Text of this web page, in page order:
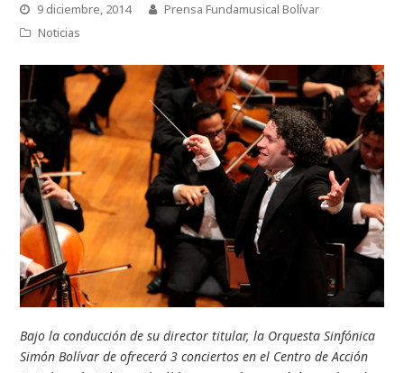
9 diciembre, 2014
Prensa Fundamusical Bolívar
Noticias
Bajo la conducción de su director titular, la Orquesta Sinfónica
Simón Bolívar de ofrecerá 3 conciertos en el Centro de Acción